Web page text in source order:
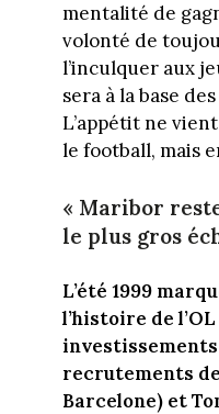
mentalité de
volonté de
l’inculquer aux
sera à la base
L’appétit ne
le football, mais
« Maribor
le plus gros
L’été 1999
l’histoire de
recrutements
Barcelone) et